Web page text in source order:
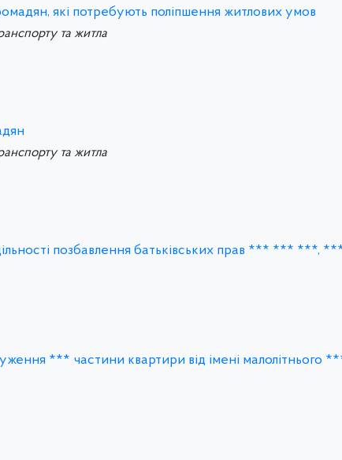
які потребують поліпшення житлових умов
та житла
та житла
позбавлення батьківських прав *** *** ***,
*** частини квартири від імені